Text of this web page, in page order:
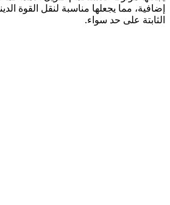
إضافية، مما يجعلها مناسبة لنقل القوة
الثابتة على حد سواء.